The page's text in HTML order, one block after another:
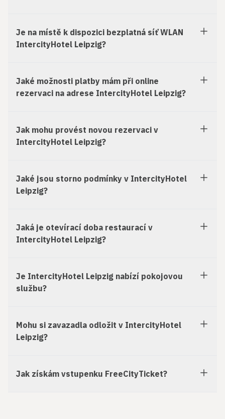
Je na místě k dispozici bezplatná síť WLAN
IntercityHotel Leipzig?
Jaké možnosti platby mám při online
rezervaci na adrese IntercityHotel Leipzig?
Jak mohu provést novou rezervaci v
IntercityHotel Leipzig?
Jaké jsou storno podmínky v IntercityHotel
Leipzig?
Jaká je otevírací doba restaurací v
IntercityHotel Leipzig?
Je IntercityHotel Leipzig nabízí pokojovou
službu?
Mohu si zavazadla odložit v IntercityHotel
Leipzig?
Jak získám vstupenku FreeCityTicket?